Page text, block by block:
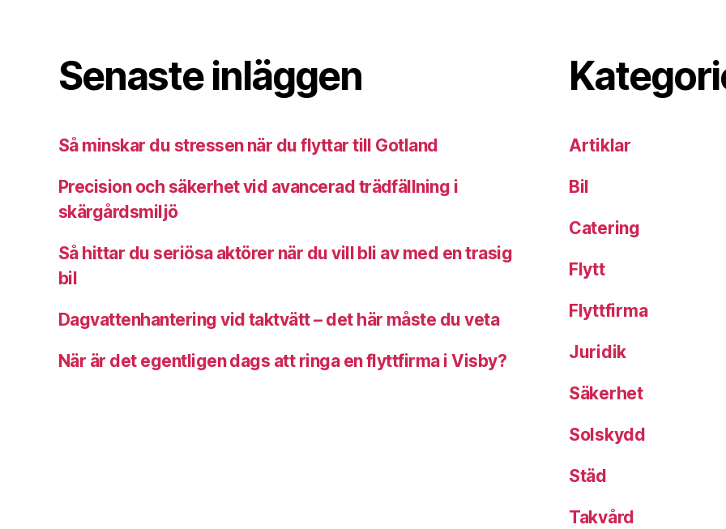
Senaste inläggen
Så minskar du stressen när du flyttar till Gotland
Precision och säkerhet vid avancerad trädfällning i
skärgårdsmiljö
Så hittar du seriösa aktörer när du vill bli av med en trasig
bil
Dagvattenhantering vid taktvätt – det här måste du veta
När är det egentligen dags att ringa en flyttfirma i Visby?
Artiklar
Bil
Catering
Flytt
Flyttfirma
Juridik
Säkerhet
Solskydd
Städ
Takvård